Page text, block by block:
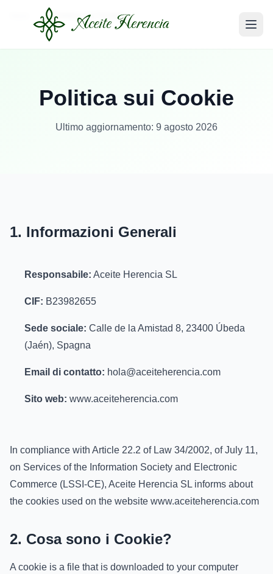
Politica sui Cookie
Politica sui Cookie
Ultimo aggiornamento: 9 agosto 2026
1. Informazioni Generali
Responsabile: Aceite Herencia SL
CIF: B23982655
Sede sociale: Calle de la Amistad 8, 23400 Úbeda
(Jaén), Spagna
Email di contatto: hola@aceiteherencia.com
Sito web: www.aceiteherencia.com
In compliance with Article 22.2 of Law 34/2002, of July 11,
on Services of the Information Society and Electronic
Commerce (LSSI-CE), Aceite Herencia SL informs about
the cookies used on the website www.aceiteherencia.com
2. Cosa sono i Cookie?
A cookie is a file that is downloaded to your computer